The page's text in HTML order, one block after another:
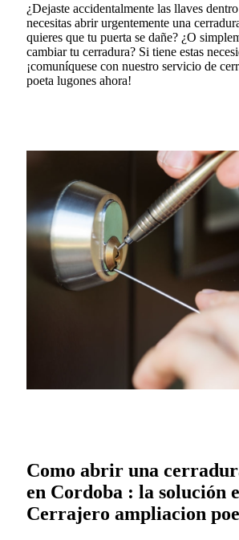
¿Dejaste accidentalmente las llaves
necesitas abrir urgentemente una
quieres que tu puerta se dañe? ¿O
cambiar tu cerradura? Si tiene estas
¡comuníquese con nuestro servicio de
poeta lugones ahora!
Como abrir una
en Cordoba : la solución
Cerrajero ampliacion